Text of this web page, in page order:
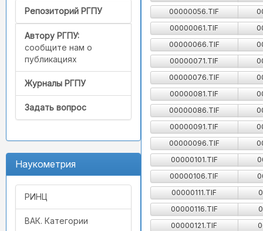
Репозиторий РГПУ
Автору РГПУ:
сообщите нам о
публикациях
Журналы РГПУ
Задать вопрос
Наукометрия
РИНЦ
ВАК. Категории
00000056.TIF
00000061.TIF
00000066.TIF
00000071.TIF
00000076.TIF
00000081.TIF
00000086.TIF
00000091.TIF
00000096.TIF
00000101.TIF
00000106.TIF
00000111.TIF
00000116.TIF
00000121.TIF